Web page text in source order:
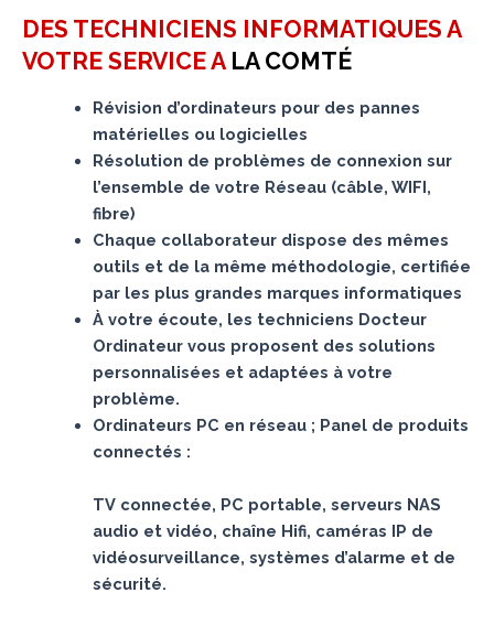
DES TECHNICIENS INFORMATIQUES A
VOTRE SERVICE A LA COMTÉ
Révision d’ordinateurs pour des pannes
matérielles ou logicielles
Résolution de problèmes de connexion sur
l’ensemble de votre Réseau (câble, WIFI,
fibre)
Chaque collaborateur dispose des mêmes
outils et de la même méthodologie, certifiée
par les plus grandes marques informatiques
À votre écoute, les techniciens Docteur
Ordinateur vous proposent des solutions
personnalisées et adaptées à votre
problème.
Ordinateurs PC en réseau ; Panel de produits
connectés :
TV connectée, PC portable, serveurs NAS
audio et vidéo, chaîne Hifi, caméras IP de
vidéosurveillance, systèmes d’alarme et de
sécurité.